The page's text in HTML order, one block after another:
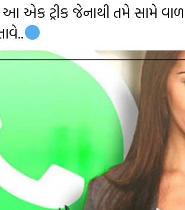
એક ટ્રીક જેનાથી તમે સામે